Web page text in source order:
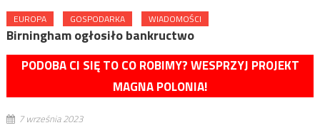
EUROPA GOSPODARKA WIADOMOŚCI
Birningham ogłosiło bankructwo
PODOBA CI SIĘ TO CO ROBIMY? WESPRZYJ PROJEKT
MAGNA POLONIA!
7 września 2023